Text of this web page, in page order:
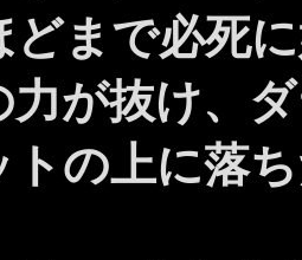
どまで必死
力が抜け、
トの上に落